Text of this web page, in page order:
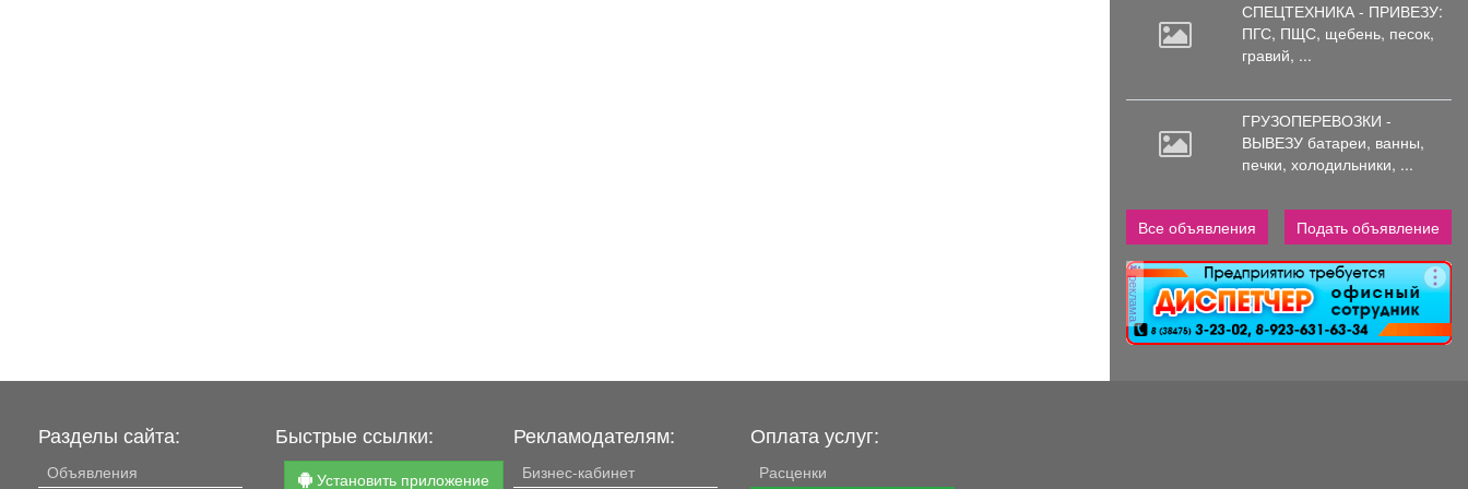
СПЕЦТЕХНИКА - ПРИВЕЗУ:
ПГС, ПЩС, щебень, песок,
гравий, ...
ГРУЗОПЕРЕВОЗКИ -
ВЫВЕЗУ батареи, ванны,
печки, холодильники, ...
Все объявления Подать объявление
реклама
Разделы сайта:
Объявления
Быстрые ссылки:
Установить приложение
Рекламодателям:
Бизнес-кабинет
Оплата услуг:
Расценки